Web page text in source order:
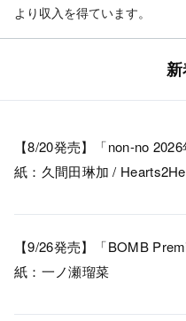
より収入を得ています。
【8/20発売】「non-no
紙：久間田琳加 /
【9/26発売】「BOMB
紙：一ノ瀬瑠菜